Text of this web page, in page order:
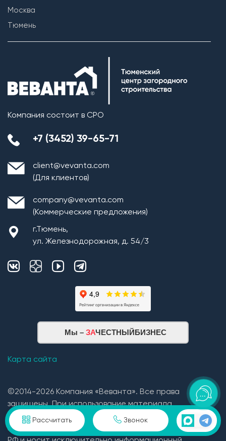
Рассчитать Звонок
Москва
Тюмень
Компания состоит в СРО
+7 (3452) 39-65-71
client@vevanta.com
(Для клиентов)
company@vevanta.com
(Коммерческие предложения)
г.Тюмень,
ул. Железнодорожная, д. 54/3
Мы – ЗАЧЕСТНЫЙБИЗНЕС
Карта сайта
©2014-2026 Компания «Веванта». Все права
защищены. При использование материала
гиперссылка обязательна. Сайт не является
публичной офертой определяемой положениями ГК